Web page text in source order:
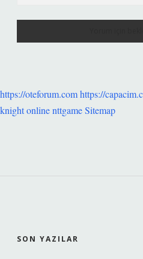
https://oteforum.comhttps://
knight onlinenttgameSitemap
SON YAZILAR